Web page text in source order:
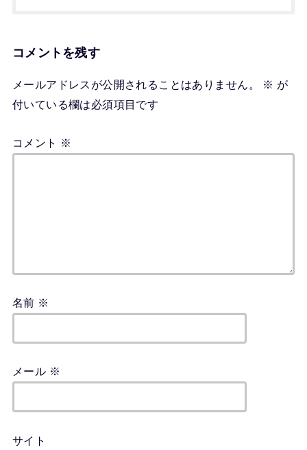
コメントを残す
メールアドレスが公開されることはありません。 ※ が
付いている欄は必須項目です
コメント ※
名前 ※
メール ※
サイト